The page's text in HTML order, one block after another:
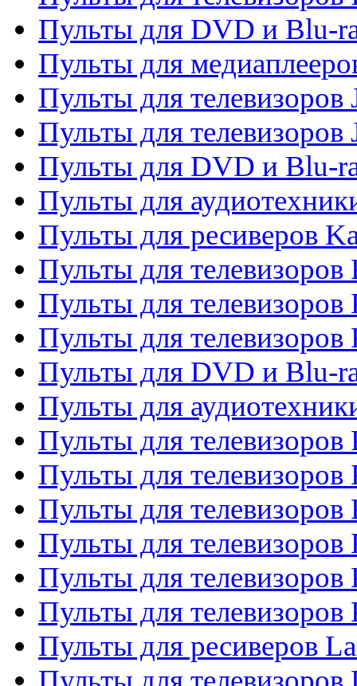
Пульты для DVD и Blu-
Пульты для
Пульты для телевизоров
Пульты для телевизоров
Пульты для DVD и Blu-
Пульты для
Пульты для ресиверов
Пульты для телевизоров
Пульты для телевизоров
Пульты для телевизоров
Пульты для DVD и Blu-
Пульты для
Пульты для
Пульты для телевизоров
Пульты для телевизоров
Пульты для телевизоров
Пульты для
Пульты для
Пульты для ресиверов